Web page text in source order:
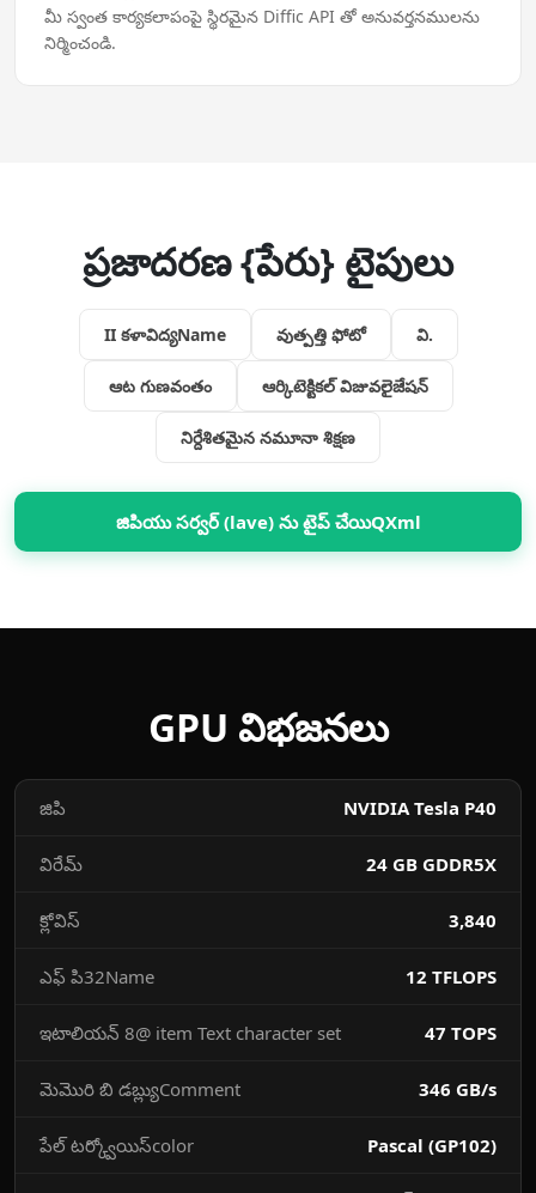
మీ స్వంత కార్యకలాపంపై స్థిరమైన Diffic API తో అనువర్తనములను
నిర్మించండి.
ప్రజాదరణ {పేరు} టైపులు
II కళావిద్యName వుత్పత్తి ఫోటో వి.
ఆట గుణవంతం ఆర్కిటెక్టికల్ విజువలైజేషన్
నిర్దేశితమైన నమూనా శిక్షణ
జిపియు సర్వర్ (lave) ను టైప్ చేయిQXml
GPU విభజనలు
జిపి NVIDIA Tesla P40
విరేమ్ 24 GB GDDR5X
క్లోవిస్‌ 3,840
ఎఫ్ పి32Name 12 TFLOPS
ఇటాలియన్ 8@ item Text character set 47 TOPS
మెమొరి బి డబ్ల్యుComment 346 GB/s
పేల్ టర్క్వోయిస్color Pascal (GP102)